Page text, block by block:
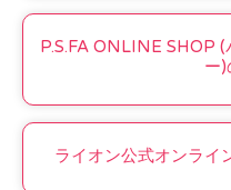
P.S.FA ONLINE SHOP (
ー)
ライオン公式オンライ